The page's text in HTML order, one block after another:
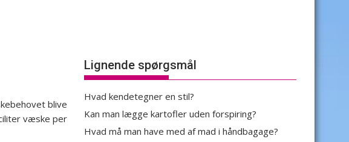
blive
væske per
Lignende spørgsmål
Hvad kendetegner en stil?
Kan man lægge kartofler uden forspiring?
Hvad må man have med af mad i håndbagage?